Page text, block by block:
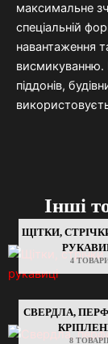
максимальне
спеціальній
навантаження
висмикуванню.
піддонів,
Інші
ЩІТКИ,
4
СВЕРДЛА,
8